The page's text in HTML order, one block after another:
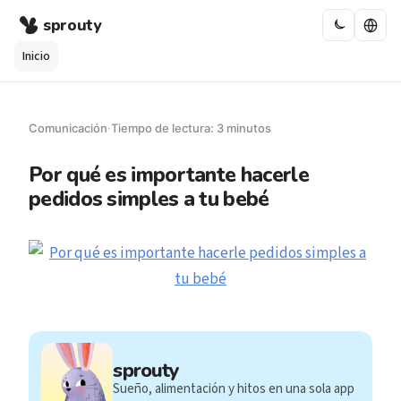
sprouty
Inicio
Comunicación·Tiempo de lectura: 3 minutos
Por qué es importante hacerle
pedidos simples a tu bebé
sprouty
Sueño, alimentación y hitos en una sola app